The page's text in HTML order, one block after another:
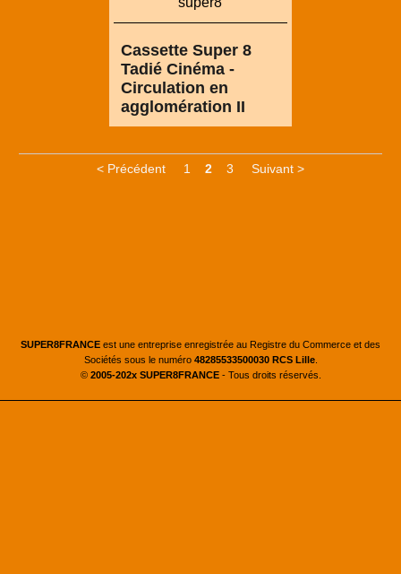
Cassette Super 8
Tadié Cinéma -
Circulation en
agglomération II
< Précédent 1 2 3 Suivant >
SUPER8FRANCE est une entreprise enregistrée au Registre du Commerce et des
Sociétés sous le numéro 48285533500030 RCS Lille.
© 2005-202x SUPER8FRANCE- Tous droits réservés.